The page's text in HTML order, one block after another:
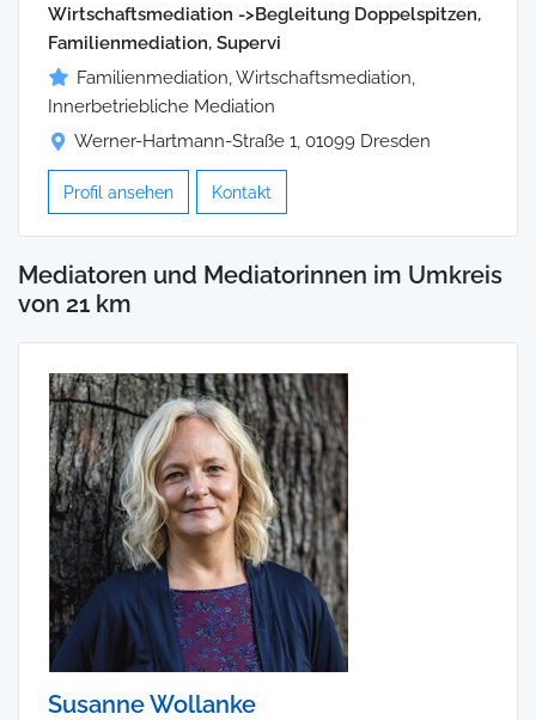
Wirtschaftsmediation ->Begleitung Doppelspitzen,
Familienmediation, Supervi
Familienmediation, Wirtschaftsmediation,
Innerbetriebliche Mediation
Werner-Hartmann-Straße 1, 01099 Dresden
Profil ansehen Kontakt
Mediatoren und Mediatorinnen im Umkreis
von 21 km
Susanne Wollanke